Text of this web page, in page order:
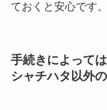
ておくと安心です。
手続きによって
シャチハタ以外